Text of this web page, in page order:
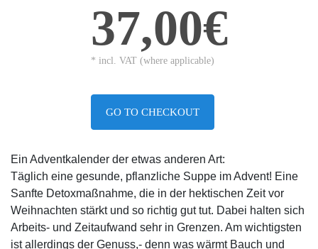
37,00€
* incl. VAT (where applicable)
GO TO CHECKOUT
Ein Adventkalender der etwas anderen Art:
Täglich eine gesunde, pflanzliche Suppe im Advent! Eine
Sanfte Detoxmaßnahme, die in der hektischen Zeit vor
Weihnachten stärkt und so richtig gut tut. Dabei halten sich
Arbeits- und Zeitaufwand sehr in Grenzen. Am wichtigsten
ist allerdings der Genuss,- denn was wärmt Bauch und